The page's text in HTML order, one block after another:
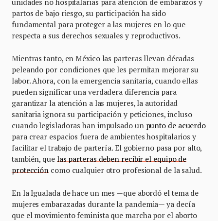
unidades no hospitalarias para atención de embarazos y
partos de bajo riesgo, su participación ha sido
fundamental para proteger a las mujeres en lo que
respecta a sus derechos sexuales y reproductivos.
Mientras tanto, en México las parteras llevan décadas
peleando por condiciones que les permitan mejorar su
labor. Ahora, con la emergencia sanitaria, cuando ellas
pueden significar una verdadera diferencia para
garantizar la atención a las mujeres, la autoridad
sanitaria ignora su participación y peticiones, incluso
cuando legisladoras han impulsado un punto de acuerdo
para crear espacios fuera de ambientes hospitalarios y
facilitar el trabajo de partería. El gobierno pasa por alto,
también, que las parteras deben recibir el equipo de
protección como cualquier otro profesional de la salud.
En la Igualada de hace un mes —que abordó el tema de
mujeres embarazadas durante la pandemia— ya decía
que el movimiento feminista que marcha por el aborto